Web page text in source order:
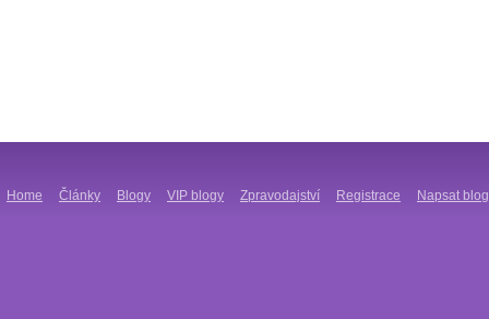
Home Články Blogy VIP blogy Zpravodajství Registrace Napsat blog